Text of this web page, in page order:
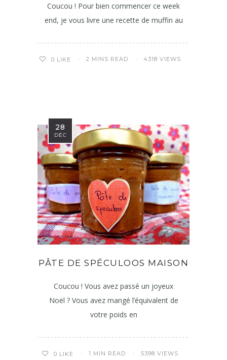
Coucou ! Pour bien commencer ce week
end, je vous livre une recette de muffin au
0 LIKE 2 MINS READ 4318 VIEWS
28
DÉC
PÂTE DE SPÉCULOOS MAISON
Coucou ! Vous avez passé un joyeux
Noël ? Vous avez mangé l’équivalent de
votre poids en
0 LIKE 1 MIN READ 5398 VIEWS